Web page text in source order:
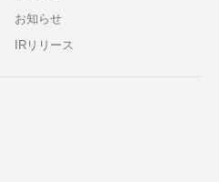
お知らせ
IRリリース